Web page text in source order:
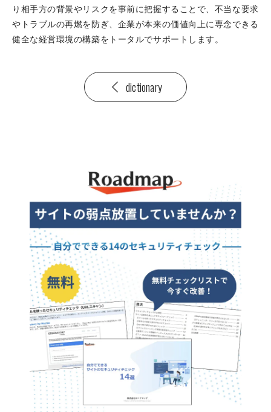
り相手方の背景やリスクを事前に把握することで、不当な要求
やトラブルの再燃を防ぎ、企業が本来の価値向上に専念できる
健全な経営環境の構築をトータルでサポートします。
dictionary